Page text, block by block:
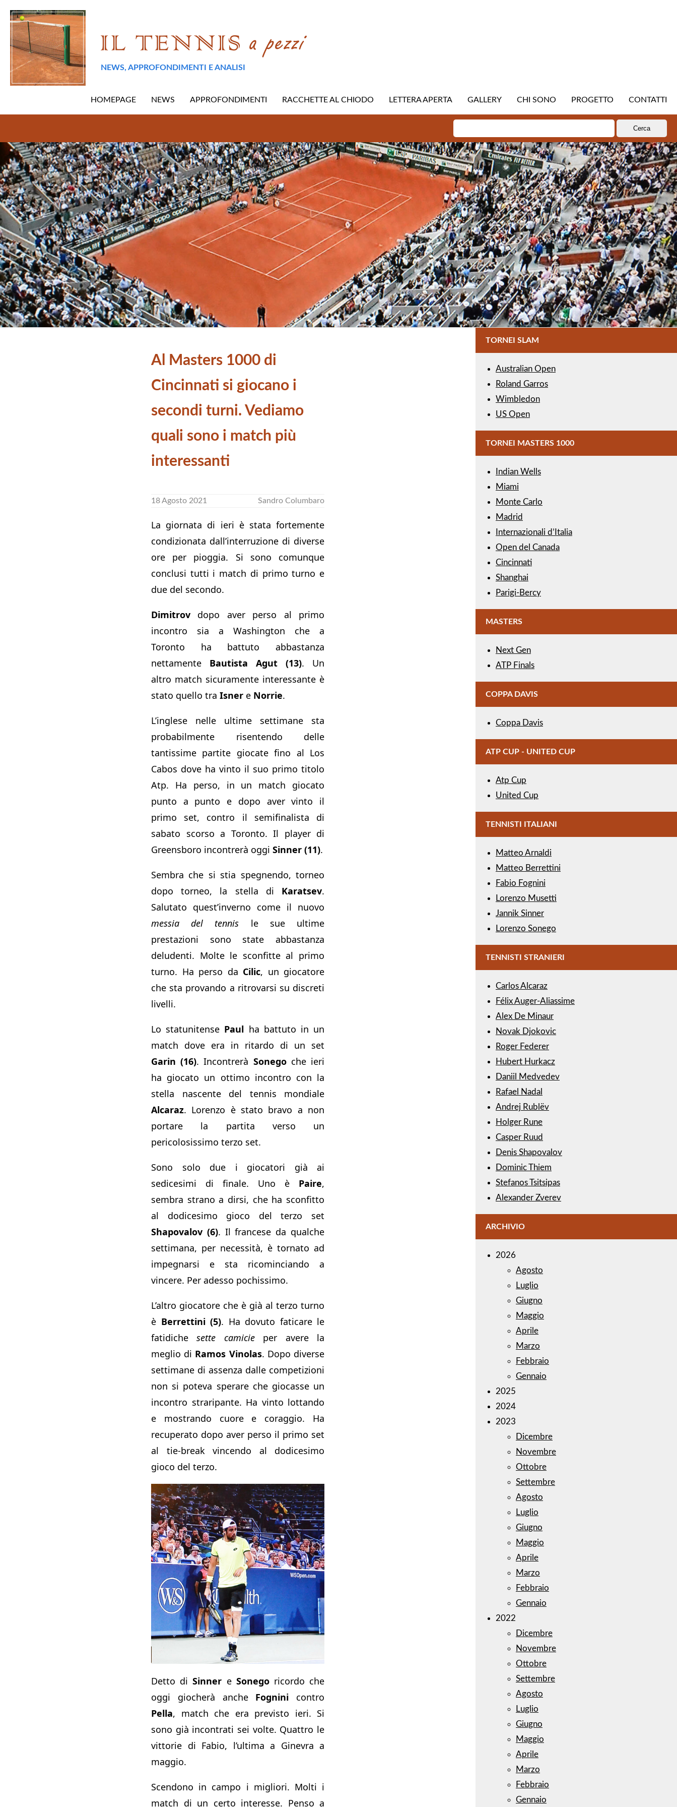
NEWS, APPROFONDIMENTI E ANALISI
HOMEPAGE NEWS APPROFONDIMENTI RACCHETTE AL CHIODO LETTERA APERTA GALLERY CHI SONO PROGETTO CONTATTI
per:
Al Masters 1000 di
Cincinnati si giocano i
secondi turni. Vediamo
quali sono i match più
interessanti
18 Agosto 2021 Sandro Columbaro
La giornata di ieri è stata fortemente
condizionata dall’interruzione di diverse
ore per pioggia. Si sono comunque
conclusi tutti i match di primo turno e
due del secondo.
Dimitrov dopo aver perso al primo
incontro sia a Washington che a
Toronto ha battuto abbastanza
nettamente Bautista Agut (13). Un
altro match sicuramente interessante è
stato quello tra Isner e Norrie.
L’inglese nelle ultime settimane sta
probabilmente risentendo delle
tantissime partite giocate fino al Los
Cabos dove ha vinto il suo primo titolo
Atp. Ha perso, in un match giocato
punto a punto e dopo aver vinto il
primo set, contro il semifinalista di
sabato scorso a Toronto. Il player di
Greensboro incontrerà oggi Sinner (11).
Sembra che si stia spegnendo, torneo
dopo torneo, la stella di Karatsev.
Salutato quest’inverno come il nuovo
messia del tennis le sue ultime
prestazioni sono state abbastanza
deludenti. Molte le sconfitte al primo
turno. Ha perso da Cilic, un giocatore
che sta provando a ritrovarsi su discreti
livelli.
Lo statunitense Paul ha battuto in un
match dove era in ritardo di un set
Garin (16). Incontrerà Sonegoche ieri
ha giocato un ottimo incontro con la
stella nascente del tennis mondiale
Alcaraz. Lorenzo è stato bravo a non
portare la partita verso un
pericolosissimo terzo set.
Sono solo due i giocatori già ai
sedicesimi di finale. Uno è Paire,
sembra strano a dirsi, che ha sconfitto
al dodicesimo gioco del terzo set
Shapovalov (6). Il francese da qualche
settimana, per necessità, è tornato ad
impegnarsi e sta ricominciando a
vincere. Per adesso pochissimo.
L’altro giocatore che è già al terzo turno
è Berrettini (5). Ha dovuto faticare le
fatidichesette camicieper avere la
meglio di Ramos Vinolas. Dopo diverse
settimane di assenza dalle competizioni
non si poteva sperare che giocasse un
incontro straripante. Ha vinto lottando
e mostrando cuore e coraggio. Ha
recuperato dopo aver perso il primo set
al tie-break vincendo al dodicesimo
gioco del terzo.
Detto diSinner e Sonegoricordo che
oggi giocherà anche Fognini contro
Pella, match che era previsto ieri. Si
sono già incontrati sei volte. Quattro le
vittorie di Fabio, l’ultima a Ginevra a
maggio.
Scendono in campo i migliori. Molti i
match di un certo interesse. Penso a
TORNEI SLAM
Australian Open
Roland Garros
Wimbledon
US Open
TORNEI MASTERS 1000
Indian Wells
Miami
Monte Carlo
Madrid
Internazionali d’Italia
Open del Canada
Cincinnati
Shanghai
Parigi-Bercy
MASTERS
Next Gen
ATP Finals
COPPA DAVIS
Coppa Davis
ATP CUP - UNITED CUP
Atp Cup
United Cup
TENNISTI ITALIANI
Matteo Arnaldi
Matteo Berrettini
Fabio Fognini
Lorenzo Musetti
Jannik Sinner
Lorenzo Sonego
TENNISTI STRANIERI
Carlos Alcaraz
Félix Auger-Aliassime
Alex De Minaur
Novak Djokovic
Roger Federer
Hubert Hurkacz
Daniil Medvedev
Rafael Nadal
Andrej Rublëv
Holger Rune
Casper Ruud
Denis Shapovalov
Dominic Thiem
Stefanos Tsitsipas
Alexander Zverev
ARCHIVIO
2026
Agosto
Luglio
Giugno
Maggio
Aprile
Marzo
Febbraio
Gennaio
2025
2024
2023
Dicembre
Novembre
Ottobre
Settembre
Agosto
Luglio
Giugno
Maggio
Aprile
Marzo
Febbraio
Gennaio
2022
Dicembre
Novembre
Ottobre
Settembre
Agosto
Luglio
Giugno
Maggio
Aprile
Marzo
Febbraio
Gennaio